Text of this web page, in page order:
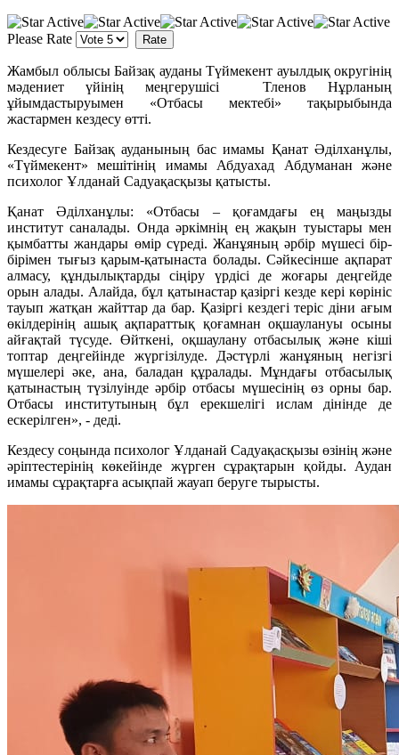
Please Rate
Жамбыл облысы Байзақ ауданы Түймекент ауылдық округінің
мәдениет үйінің меңгерушісі Тленов Нұрланың
ұйымдастыруымен «Отбасы мектебі» тақырыбында
жастармен кездесу өтті.
Кездесуге Байзақ ауданының бас имамы Қанат Әділханұлы,
«Түймекент» мешітінің имамы Абдуахад Абдуманан және
психолог Ұлданай Садуақасқызы қатысты.
Қанат Әділханұлы: «Отбасы – қоғамдағы ең маңызды
институт саналады. Онда әркімнің ең жақын туыстары мен
қымбатты жандары өмір сүреді. Жанұяның әрбір мүшесі бір-
бірімен тығыз қарым-қатынаста болады. Сәйкесінше ақпарат
алмасу, құндылықтарды сіңіру үрдісі де жоғары деңгейде
орын алады. Алайда, бұл қатынастар қазіргі кезде кері көрініс
тауып жатқан жайттар да бар. Қазіргі кездегі теріс діни ағым
өкілдерінің ашық ақпараттық қоғамнан оқшаулануы осыны
айғақтай түсуде. Өйткені, оқшаулану отбасылық және кіші
топтар деңгейінде жүргізілуде. Дәстүрлі жанұяның негізгі
мүшелері әке, ана, баладан құралады. Мұндағы отбасылық
қатынастың түзілуінде әрбір отбасы мүшесінің өз орны бар.
Отбасы институтының бұл ерекшелігі ислам дінінде де
ескерілген», - деді.
Кездесу соңында психолог Ұлданай Садуақасқызы өзінің және
әріптестерінің көкейінде жүрген сұрақтарын қойды. Аудан
имамы сұрақтарға асықпай жауап беруге тырысты.